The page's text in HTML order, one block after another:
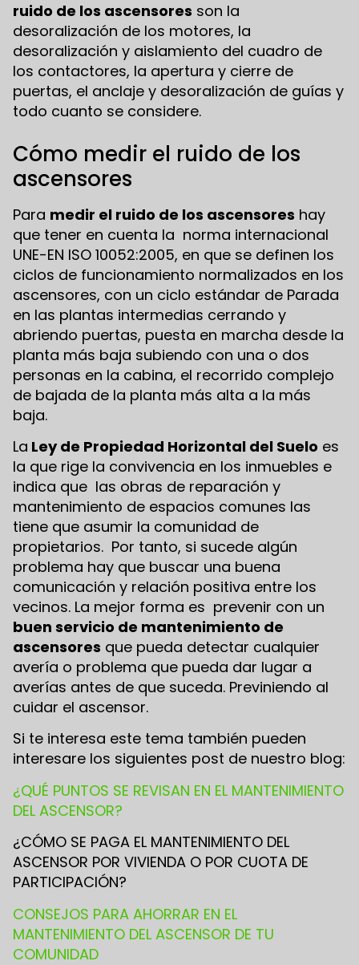
ruido de los ascensores son la
desoralización de los motores, la
desoralización y aislamiento del cuadro de
los contactores, la apertura y cierre de
puertas, el anclaje y desoralización de guías y
todo cuanto se considere.
Cómo medir el ruido de los
ascensores
Para medir el ruido de los ascensores hay
que tener en cuenta la norma internacional
UNE-EN ISO 10052:2005, en que se definen los
ciclos de funcionamiento normalizados en los
ascensores, con un ciclo estándar de Parada
en las plantas intermedias cerrando y
abriendo puertas, puesta en marcha desde la
planta más baja subiendo con una o dos
personas en la cabina, el recorrido complejo
de bajada de la planta más alta a la más
baja.
La Ley de Propiedad Horizontal del Suelo es
la que rige la convivencia en los inmuebles e
indica que las obras de reparación y
mantenimiento de espacios comunes las
tiene que asumir la comunidad de
propietarios. Por tanto, si sucede algún
problema hay que buscar una buena
comunicación y relación positiva entre los
vecinos. La mejor forma es prevenir con un
buen servicio de mantenimiento de
ascensores que pueda detectar cualquier
avería o problema que pueda dar lugar a
averías antes de que suceda. Previniendo al
cuidar el ascensor.
Si te interesa este tema también pueden
interesare los siguientes post de nuestro blog:
¿QUÉ PUNTOS SE REVISAN EN EL MANTENIMIENTO
DEL ASCENSOR?
¿CÓMO SE PAGA EL MANTENIMIENTO DEL
ASCENSOR POR VIVIENDA O POR CUOTA DE
PARTICIPACIÓN?
CONSEJOS PARA AHORRAR EN EL
MANTENIMIENTO DEL ASCENSOR DE TU
COMUNIDAD